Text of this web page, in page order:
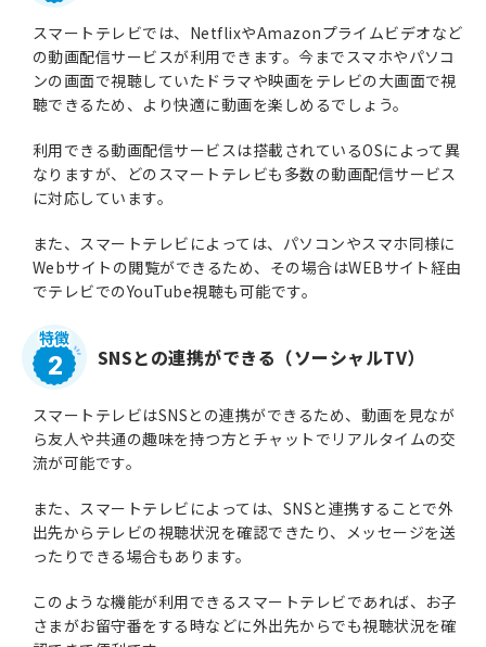
スマートテレビでは、NetflixやAmazonプライムビデオなど
の動画配信サービスが利用できます。今までスマホやパソコ
ンの画面で視聴していたドラマや映画をテレビの大画面で視
聴できるため、より快適に動画を楽しめるでしょう。
利用できる動画配信サービスは搭載されているOSによって異
なりますが、どのスマートテレビも多数の動画配信サービス
に対応しています。
また、スマートテレビによっては、パソコンやスマホ同様に
Webサイトの閲覧ができるため、その場合はWEBサイト経由
でテレビでのYouTube視聴も可能です。
2 SNSとの連携ができる（ソーシャルTV）
スマートテレビはSNSとの連携ができるため、動画を見なが
ら友人や共通の趣味を持つ方とチャットでリアルタイムの交
流が可能です。
また、スマートテレビによっては、SNSと連携することで外
出先からテレビの視聴状況を確認できたり、メッセージを送
ったりできる場合もあります。
このような機能が利用できるスマートテレビであれば、お子
さまがお留守番をする時などに外出先からでも視聴状況を確